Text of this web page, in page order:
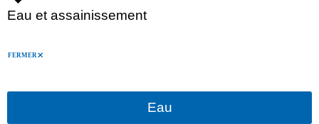
Eau et assainissement
FERMER
Eau